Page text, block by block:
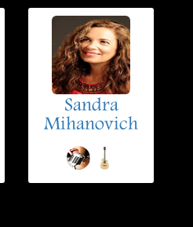
Sandra
Mihanovich